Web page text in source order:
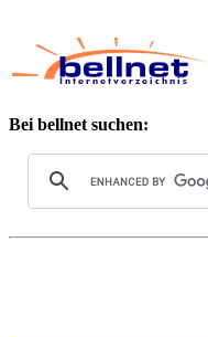
Bei bellnet suchen: